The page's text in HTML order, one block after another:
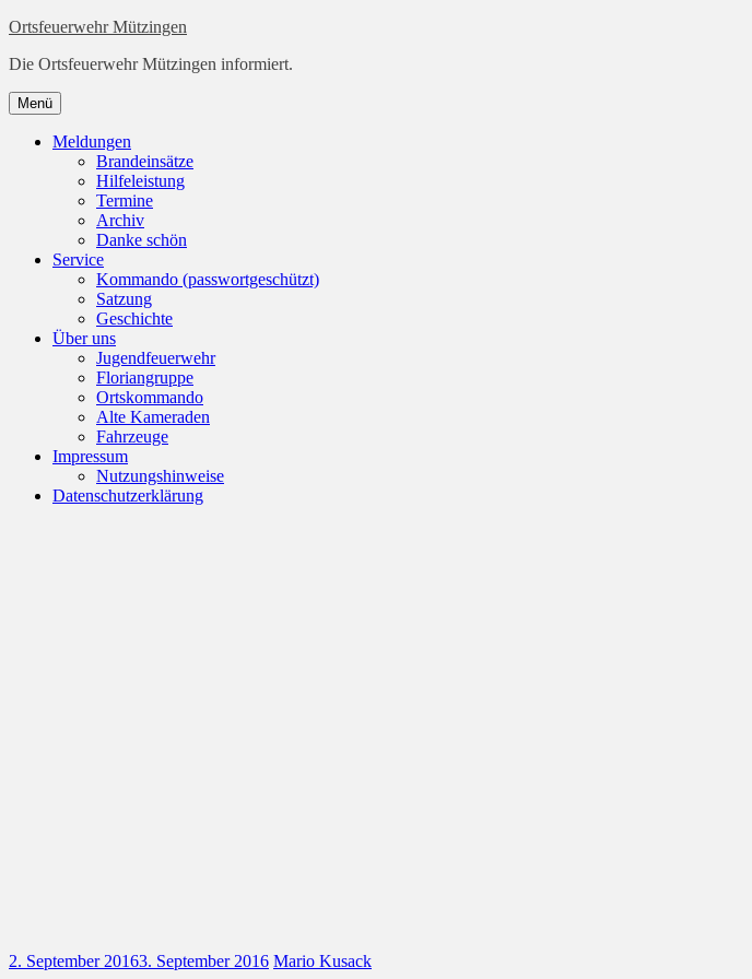
Zum
springen
Ortsfeuerwehr Mützingen
Die Ortsfeuerwehr Mützingen informiert.
Menü Zum
Inhalt
springen
Meldungen
Brandeinsätze
Hilfeleistung
Termine
Archiv
Danke schön
Service
Kommando (passwortgeschützt)
Satzung
Geschichte
Über uns
Jugendfeuerwehr
Floriangruppe
Ortskommando
Alte Kameraden
Fahrzeuge
Impressum
Nutzungshinweise
Datenschutzerklärung
2. September 20163. September 2016 Mario Kusack